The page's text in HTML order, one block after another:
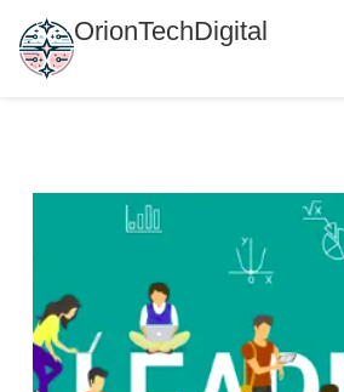
OrionTechDigital